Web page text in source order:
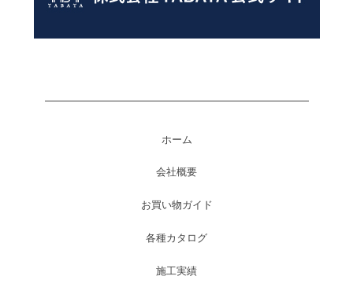
ホーム
会社概要
お買い物ガイド
各種カタログ
施工実績